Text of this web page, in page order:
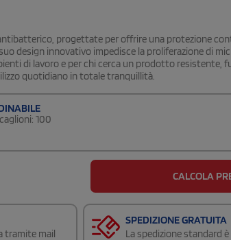
progettate per offrire una protezione
design innovativo impedisce la proliferazione di
di lavoro e per chi cerca un prodotto resistente,
quotidiano in totale tranquillità.
100
CALCOLA
tramite mail
SPEDIZIONE GRATUITA
La spedizione standard